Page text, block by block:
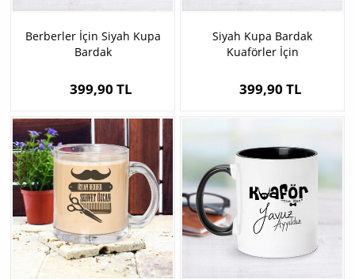
Berberler İçin Siyah Kupa
Bardak
399,90 TL
Siyah Kupa Bardak
Kuaförler İçin
399,90 TL